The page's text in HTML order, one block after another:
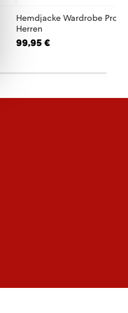
Hemdjacke Wardrobe Pro
Herren
99,95 €